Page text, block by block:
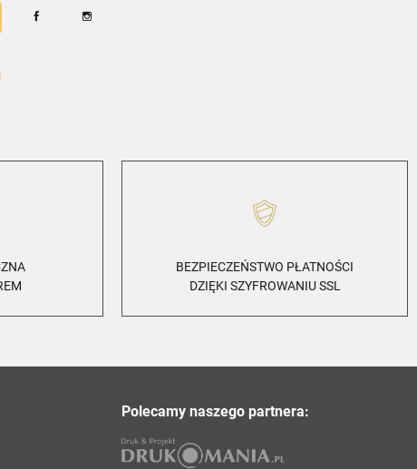
BEZPIECZEŃSTWO PŁATNOŚCI
DZIĘKI SZYFROWANIU SSL
Polecamy naszego partnera: